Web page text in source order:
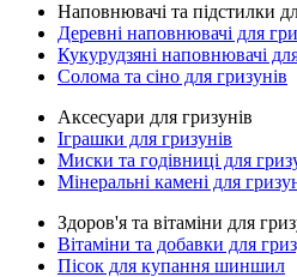
Наповнювачі та підстилки
Деревні наповнювачі для
Кукурудзяні наповнювачі
Солома та сіно для гризунів
Аксесуари для гризунів
Іграшки для гризунів
Миски та годівниці для
Мінеральні камені для
Здоров'я та вітаміни для
Вітаміни та добавки для
Пісок для купання шиншил